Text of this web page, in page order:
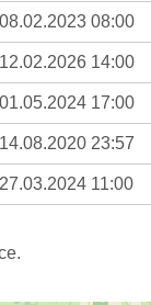
08.02.2023 08:00
12.02.2026 14:00
01.05.2024 17:00
14.08.2020 23:57
27.03.2024 11:00